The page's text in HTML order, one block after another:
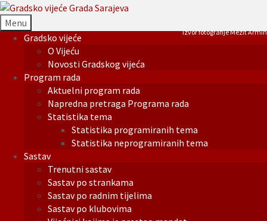
Menu
Gradsko vijeće
O Vijeću
Novosti Gradskog vijeća
Program rada
Aktuelni program rada
Napredna pretraga Programa rada
Statistika tema
Statistika programiranih tema
Statistika neprogramiranih tema
Sastav
Trenutni sastav
Sastav po strankama
Sastav po radnim tijelima
Sastav po klubovima
Izvor fotografije Mezit Armin